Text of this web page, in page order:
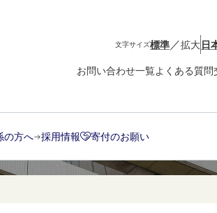
文字サイズ標準／拡大日
お問い合わせ一覧よくある質問
の方へ 採用情報 寄付のお願い